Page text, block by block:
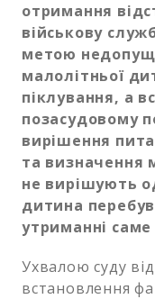
отримання
військову
метою
малолітньої
піклування, а
позасудовому
вирішення
та визначення
не вирішують
дитина
утриманні саме
Ухвалою суду
встановлення